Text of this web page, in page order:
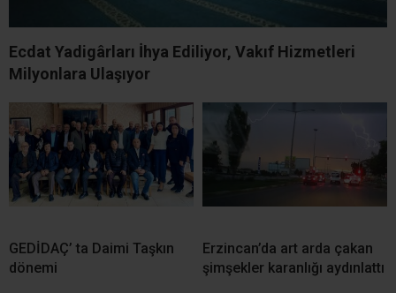
Ecdat Yadigârları İhya Ediliyor, Vakıf Hizmetleri
Milyonlara Ulaşıyor
GEDİDAÇ’ ta Daimi Taşkın
dönemi
Erzincan’da art arda çakan
şimşekler karanlığı aydınlattı